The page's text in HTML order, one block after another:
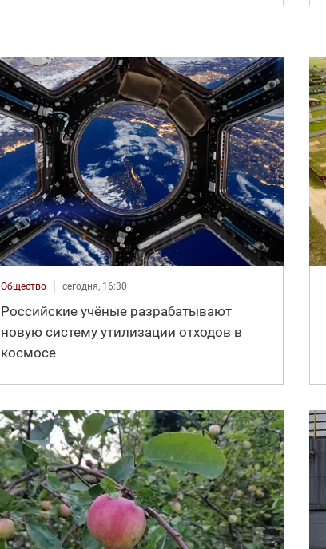
Общество сегодня, 16:30
Российские учёные разрабатывают
новую систему утилизации отходов в
космосе